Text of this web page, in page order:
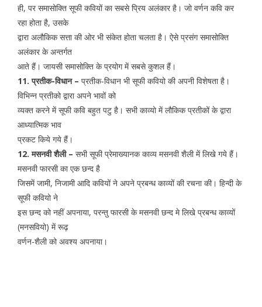
ही, पर समासोक्ति सूफी कवियों का सबसे प्रिय अलंकार है। जो वर्णन कवि कर
रहा होता है, उसके
द्वारा अलौकिक सत्ता की ओर भी संकेत होता चलता है। ऐसे प्रसंग समासोक्ति
अलंकार के अन्तर्गत
आते हैं। जायसी समासोक्ति के प्रयोग में सबसे कुशल हैं।
11. प्रतीक-विधान – प्रतीक-विधान भी सूफी कवियो की अपनी विशेषता है।
विभिन्न प्रतीको द्वारा अपने भावों को
व्यक्त करने में सूफी कवि बहुत पटु है। सभी काव्यो में लौकिक प्रतीकों के द्वारा
आध्यात्मिक भाव
प्रकट किये गये हैं।
12. मसनवी शैली – सभी सूफी प्रेमाख्यानक काव्य मसनवी शैली में लिखे गये हैं।
मसनवी फारसी का एक छन्द है
जिसमें जामी, निजामी आदि कवियों ने अपने प्रबन्ध काव्यों की रचना की। हिन्दी के
सूफी कवियो ने
इस छन्द को नहीं अपनाया, परन्तु फारसी के मसनवी छन्द मे लिखे प्रबन्ध काव्यों
(मनसवियो) में रूढ़
वर्णन-शैली को अवश्य अपनाया।